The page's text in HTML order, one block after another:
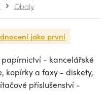
Obaly
jako první
- kancelářské
kopírky a faxy - diskety,
příslušenství -